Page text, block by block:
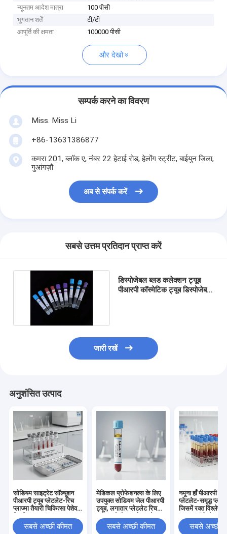
न्यूनतम आदेश मात्रा
100 पीसी
भुगतान शर्तें
टी/टी
आपूर्ति की क्षमता
100000 पीसी
और देखो
सम्पर्क करने का विवरण
Miss. Miss Li
+86-13631386877
कमरा 201, ब्लॉक ए, नंबर 22 हेटाई रोड, हेलोंग स्ट्रीट, बाईयुन जिला,
गुआंगज़ौ
अब से संपर्क करें
सबसे उत्तम प्रतिदान प्राप्त करें
डिस्पोजेबल ब्लड कलेक्शन ट्यूब
पीआरपी कॉस्मेटिक ट्यूब डिस्पोजेबल
जारी रखें
अनुशंसित उत्पाद
सोडियम साइट्रेट सॉल्यूशन
पीआरपी ट्यूब प्लेटलेट-रिच
प्लाज्मा तैयारी चिकित्सा पेशेवर
उपकरणसबसे अच्छी कीमत
मेडिकल प्रोफेशनल्स के लिए
उपयुक्त सोडियम जेल पीआरपी
ट्यूब, लगातार प्लेटलेट रिच
प्रदान करती है
सबसे अच्छी कीमत
नमूना हाँ पीआरपी
प्लेटलेट-समृद्ध
जिसमें रक्त विश्लेषण
क्लॉट एक्टिवेटर हो
सबसे अच्छी